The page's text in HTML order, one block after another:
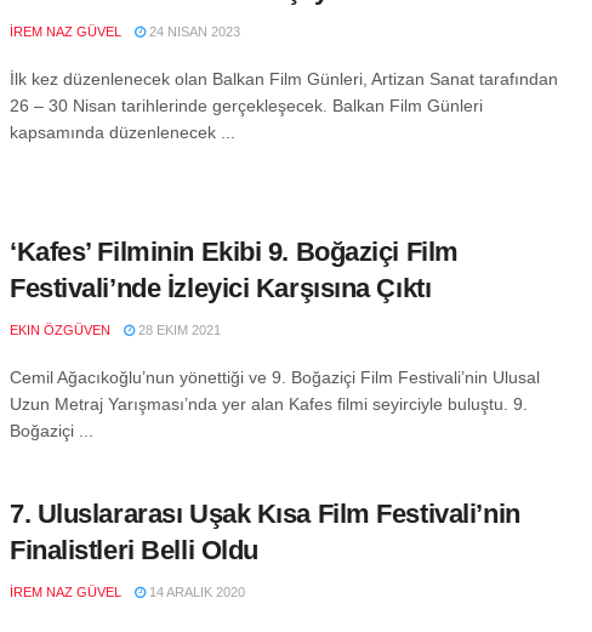
İREM NAZ GÜVEL 24 NISAN 2023
İlk kez düzenlenecek olan Balkan Film Günleri, Artizan Sanat tarafından
26 – 30 Nisan tarihlerinde gerçekleşecek. Balkan Film Günleri
kapsamında düzenlenecek ...
‘Kafes’ Filminin Ekibi 9. Boğaziçi Film
Festivali’nde İzleyici Karşısına Çıktı
EKIN ÖZGÜVEN 28 EKIM 2021
Cemil Ağacıkoğlu’nun yönettiği ve 9. Boğaziçi Film Festivali’nin Ulusal
Uzun Metraj Yarışması’nda yer alan Kafes filmi seyirciyle buluştu. 9.
Boğaziçi ...
7. Uluslararası Uşak Kısa Film Festivali’nin
Finalistleri Belli Oldu
İREM NAZ GÜVEL 14 ARALIK 2020